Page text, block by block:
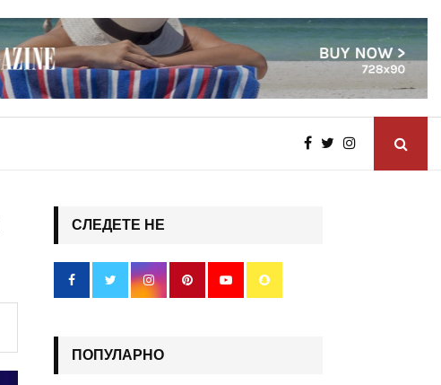
СЛЕДЕТЕ НЕ
ПОПУЛАРНО